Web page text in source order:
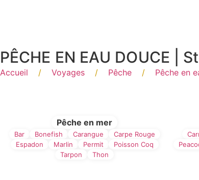
PÊCHE EN EAU DOUCE |
Accueil / Voyages / Pêche / Pêche en
Pêche en mer
Bar Bonefish Carangue
Carpe Rouge
Espadon
Marlin Permit
Poisson Coq
Tarpon
Thon